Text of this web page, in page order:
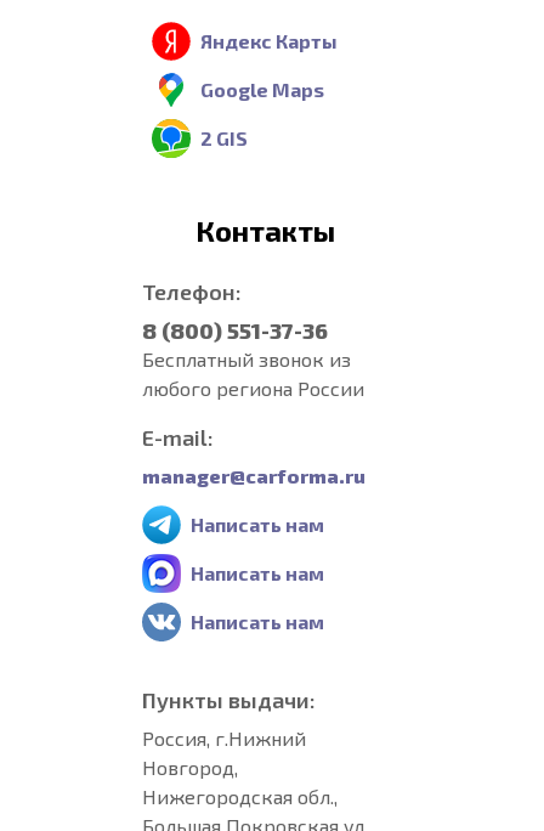
Яндекс Карты
Google Maps
2 GIS
Контакты
Телефон:
8 (800) 551-37-36
Бесплатный звонок из
любого региона России
E-mail:
manager@carforma.ru
Написать нам
Написать нам
Написать нам
Пункты выдачи:
Россия, г.Нижний
Новгород,
Нижегородская обл.,
Большая Покровская ул,